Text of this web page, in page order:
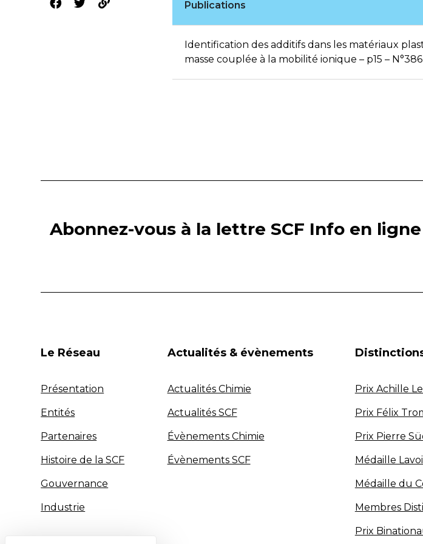
Publications
Identification des additifs dans les matériaux
masse couplée à la mobilité ionique – p15 – N°386
Abonnez-vous à la lettre SCF Info en ligne
Le Réseau
Présentation
Entités
Partenaires
Histoire de la SCF
Gouvernance
Industrie
Actualités & évènements
Actualités Chimie
Actualités SCF
Évènements Chimie
Évènements SCF
Prix Achille Le
Prix Félix
Prix Pierre
Médaille
Médaille du
Membres
Prix